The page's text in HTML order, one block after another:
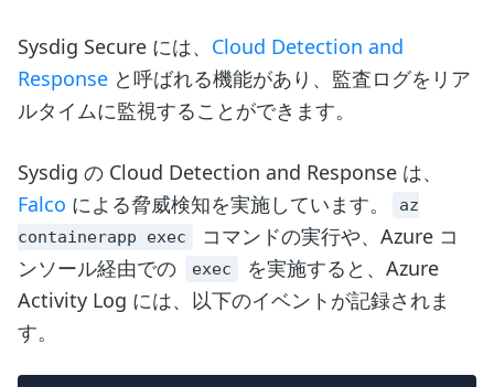
Sysdig Secure には、 Cloud Detection and
Response と呼ばれる機能があり、監査ログをリア
ルタイムに監視することができます。
Sysdig の Cloud Detection and Response は、
Falco による脅威検知を実施しています。
az
containerapp exec
コマンドの実行や、Azure コ
ンソール経由での
exec
を実施すると、Azure
Activity Log には、以下のイベントが記録されま
す。